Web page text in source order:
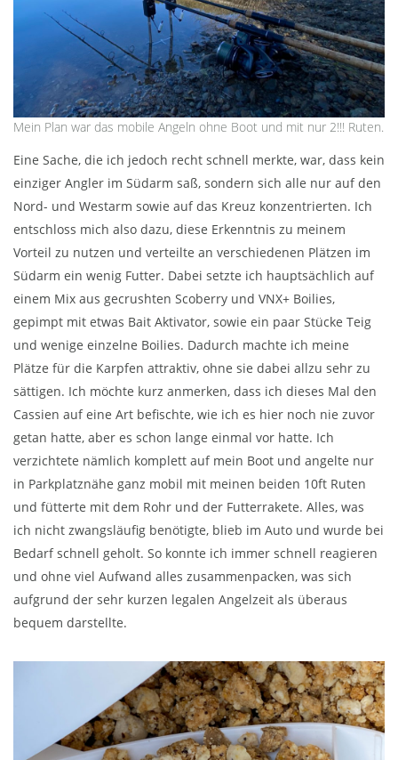
Mein Plan war das mobile Angeln ohne Boot und mit nur 2!!! Ruten.
Eine Sache, die ich jedoch recht schnell merkte, war, dass kein
einziger Angler im Südarm saß, sondern sich alle nur auf den
Nord- und Westarm sowie auf das Kreuz konzentrierten. Ich
entschloss mich also dazu, diese Erkenntnis zu meinem
Vorteil zu nutzen und verteilte an verschiedenen Plätzen im
Südarm ein wenig Futter. Dabei setzte ich hauptsächlich auf
einem Mix aus gecrushten Scoberry und VNX+ Boilies,
gepimpt mit etwas Bait Aktivator, sowie ein paar Stücke Teig
und wenige einzelne Boilies. Dadurch machte ich meine
Plätze für die Karpfen attraktiv, ohne sie dabei allzu sehr zu
sättigen. Ich möchte kurz anmerken, dass ich dieses Mal den
Cassien auf eine Art befischte, wie ich es hier noch nie zuvor
getan hatte, aber es schon lange einmal vor hatte. Ich
verzichtete nämlich komplett auf mein Boot und angelte nur
in Parkplatznähe ganz mobil mit meinen beiden 10ft Ruten
und fütterte mit dem Rohr und der Futterrakete. Alles, was
ich nicht zwangsläufig benötigte, blieb im Auto und wurde bei
Bedarf schnell geholt. So konnte ich immer schnell reagieren
und ohne viel Aufwand alles zusammenpacken, was sich
aufgrund der sehr kurzen legalen Angelzeit als überaus
bequem darstellte.